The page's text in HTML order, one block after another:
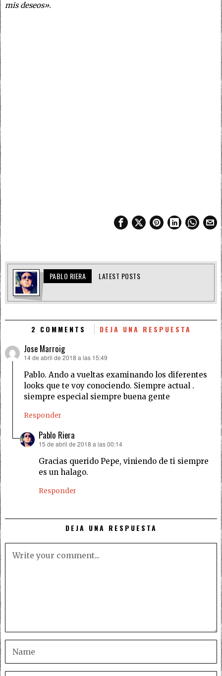
mis deseos».
PABLO RIERA LATEST POSTS
2 COMMENTS DEJA UNA RESPUESTA
Jose Marroig
dice:
14 de abril de 2018 a las 15:49
Pablo. Ando a vueltas examinando los diferentes
looks que te voy conociendo. Siempre actual .
siempre especial siempre buena gente
Responder
Pablo Riera
dice:
15 de abril de 2018 a las 00:14
Gracias querido Pepe, viniendo de ti siempre
es un halago.
Responder
DEJA UNA RESPUESTA